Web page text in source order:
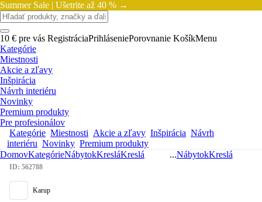
Summer Sale | Ušetrite až 40 % →
10 € pre vás RegistráciaPrihláseniePorovnanie KošíkMenu
Kategórie
Miestnosti
Akcie a zľavy
Inšpirácia
Návrh interiéru
Novinky
Premium produkty
Pre profesionálov
Kategórie Miestnosti Akcie a zľavy Inšpirácia Návrh
interiéru Novinky Premium produkty
DomovKategórieNábytokKresláKreslá ...NábytokKreslá
ID: 562788
Karup